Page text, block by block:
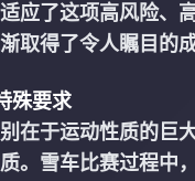
应了这项高风险、
取得了令人瞩目的成
殊要求
在于运动性质的巨
。雪车比赛过程中